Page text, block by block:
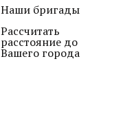
Наши бригады
Рассчитать
расстояние до
Вашего города